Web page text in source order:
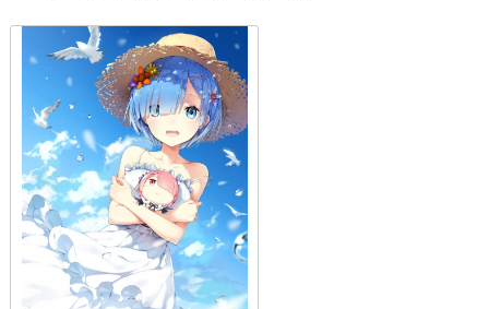
會員中心
註冊會員
登入